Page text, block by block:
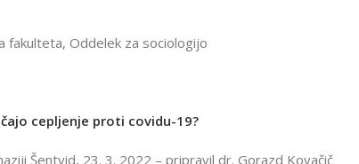
fakulteta, Oddelek za sociologijo
cepljenje proti covidu-19?
Šentvid, 23. 3. 2022 – pripravil dr. Gorazd Kovačič